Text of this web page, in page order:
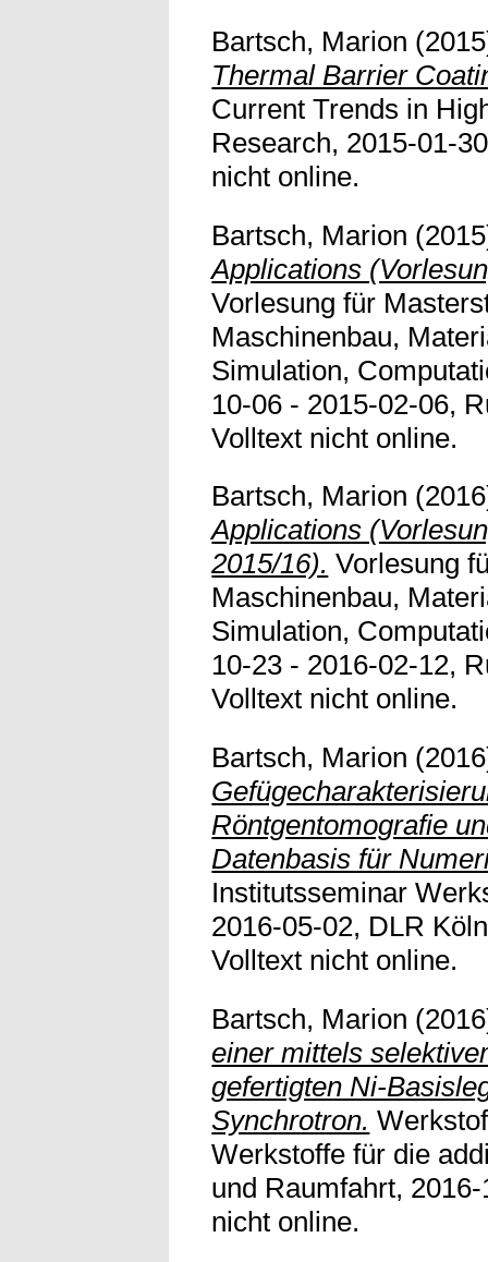
Bartsch, Marion
Thermal Barrier
Current Trends in
Research, 2015-01-
nicht online.
Bartsch, Marion
Applications
Vorlesung für
Maschinenbau,
Simulation,
10-06 - 2015-02-06,
Volltext nicht online.
Bartsch, Marion
Applications
2015/16). Vorlesung
Maschinenbau,
Simulation,
10-23 - 2016-02-12,
Volltext nicht online.
Bartsch, Marion
Röntgentomografie
Datenbasis für
Institutsseminar
2016-05-02, DLR
Volltext nicht online.
Bartsch, Marion
einer mittels
gefertigten Ni-
Synchrotron.
Werkstoffe für die
und Raumfahrt,
nicht online.